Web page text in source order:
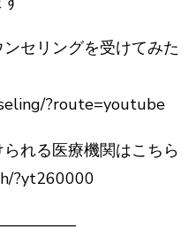
セリングを受けてみた
?route=youtube
れる医療機関はこちら
?yt260000